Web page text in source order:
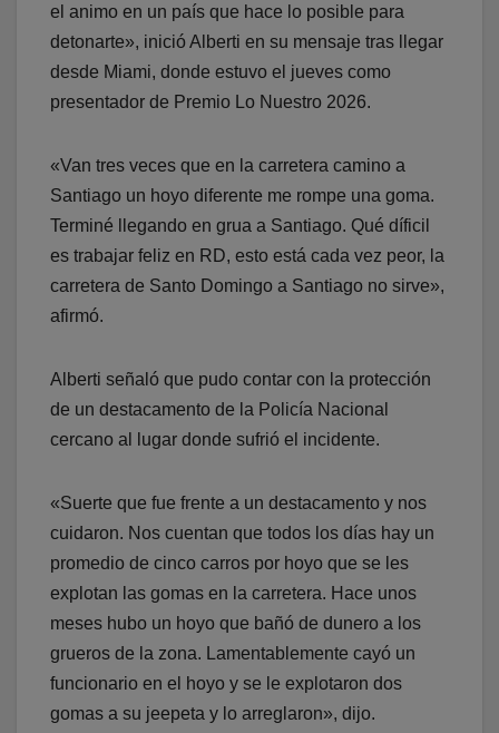
el animo en un país que hace lo posible para
detonarte», inició Alberti en su mensaje tras llegar
desde Miami, donde estuvo el jueves como
presentador de Premio Lo Nuestro 2026.
«Van tres veces que en la carretera camino a
Santiago un hoyo diferente me rompe una goma.
Terminé llegando en grua a Santiago. Qué díficil
es trabajar feliz en RD, esto está cada vez peor, la
carretera de Santo Domingo a Santiago no sirve»,
afirmó.
Alberti señaló que pudo contar con la protección
de un destacamento de la Policía Nacional
cercano al lugar donde sufrió el incidente.
«Suerte que fue frente a un destacamento y nos
cuidaron. Nos cuentan que todos los días hay un
promedio de cinco carros por hoyo que se les
explotan las gomas en la carretera. Hace unos
meses hubo un hoyo que bañó de dunero a los
grueros de la zona. Lamentablemente cayó un
funcionario en el hoyo y se le explotaron dos
gomas a su jeepeta y lo arreglaron», dijo.